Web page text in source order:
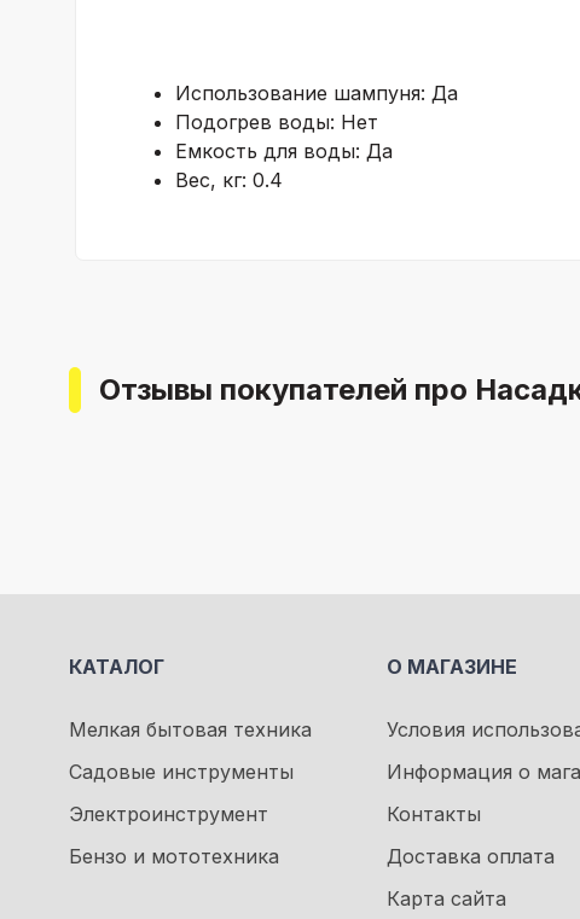
Использование шампуня: Да
Подогрев воды: Нет
Емкость для воды: Да
Вес, кг: 0.4
Отзывы покупателей про
КАТАЛОГ
Мелкая бытовая техника
Садовые инструменты
Электроинструмент
Бензо и мототехника
О МАГАЗИНЕ
Условия
Информация о
Контакты
Доставка оплата
Карта сайта